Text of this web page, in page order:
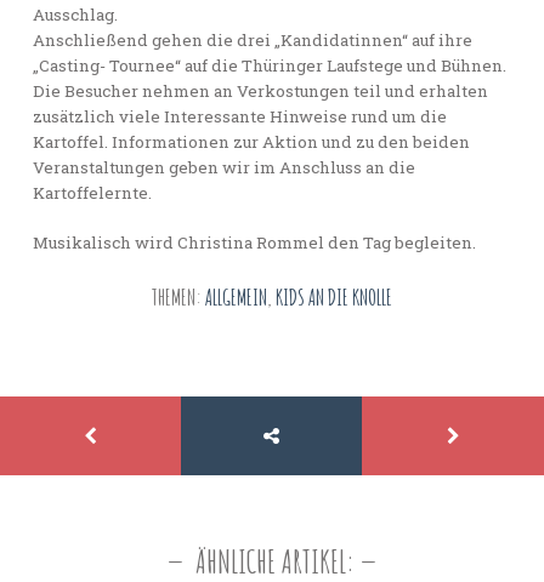
Ausschlag.
Anschließend gehen die drei „Kandidatinnen“ auf ihre
„Casting- Tournee“ auf die Thüringer Laufstege und Bühnen.
Die Besucher nehmen an Verkostungen teil und erhalten
zusätzlich viele Interessante Hinweise rund um die
Kartoffel. Informationen zur Aktion und zu den beiden
Veranstaltungen geben wir im Anschluss an die
Kartoffelernte.
Musikalisch wird Christina Rommel den Tag begleiten.
THEMEN: ALLGEMEIN, KIDS AN DIE KNOLLE
ÄHNLICHE ARTIKEL: